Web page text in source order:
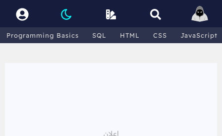
Programming Basics SQL HTML CSS JavaScript